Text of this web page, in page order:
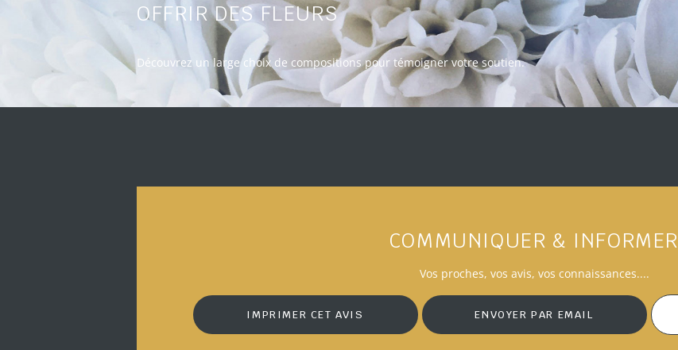
OFFRIR DES FLEURS
Découvrez un large choix de compositions pour témoigner votre soutien.
COMMUNIQUER & INFORMER
Vos proches, vos avis, vos connaissances....
IMPRIMER CET AVIS ENVOYER PAR EMAIL